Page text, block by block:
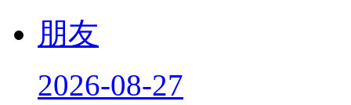
朋友
2026-08-27